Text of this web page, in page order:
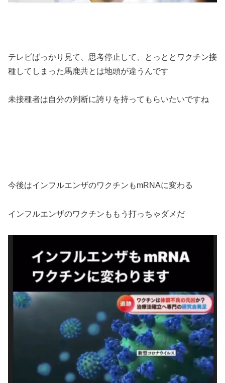
テレビばっかり見て、思考停止して、とっととワクチン接
種してしまった馬鹿共とは地頭が違うんです
未接種者は自分の判断に誇りを持ってもらいたいですね
今後はインフルエンザのワクチンもmRNAに変わる
インフルエンザのワクチンももう打っちゃダメだ